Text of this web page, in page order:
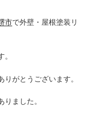
市で外壁・屋根塗装リ
がとうございます。
ました。